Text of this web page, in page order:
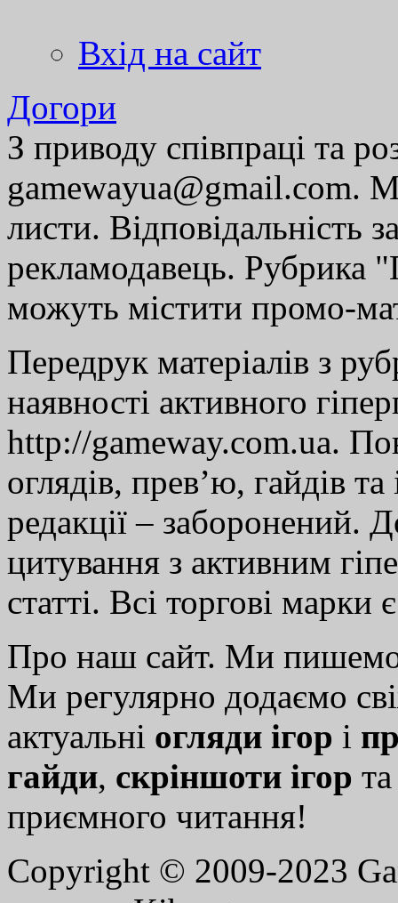
Вхід на сайт
Догори
З приводу співпраці та
gamewayua@gmail.com.
листи. Відповідальність
рекламодавець. Рубрика
можуть містити промо-
Передрук матеріалів з
наявності активного
http://gameway.com.ua.
оглядів, прев’ю, гайдів
редакції – заборонений.
цитування з активним
статті. Всі торгові марки
Про наш сайт. Ми
Ми регулярно додаємо
актуальні огляди ігор і
гайди, скріншоти ігор
приємного читання!
Copyright © 2009-2023